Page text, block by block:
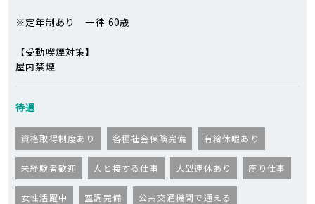
※定年制あり 一律 60歳
【受動喫煙対策】
屋内禁煙
待遇
資格取得制度あり 各種社会保険完備 有給休暇あり
未経験者歓迎 人と接する仕事 大型連休あり 座り仕事
女性活躍中 空調完備 公共交通機関で通える